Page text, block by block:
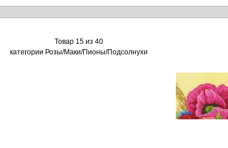
Товар 15 из 40
категории Розы/Маки/Пионы/Подсолнухи